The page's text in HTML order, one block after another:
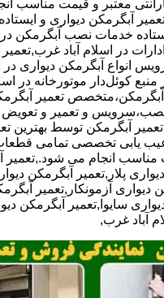
معتبر و قیمت مناسب
آبگرمکن دیواری و
خدمات نصب آبگرمکن در
در اسلام آباد غرب,تعمیر
انواع آبگرمکن دیواری در
کوئل‌دار موتورخانه در
تعمیر
نصب،سرویس و تعمیر و
آبگرمکن توسط بهترین
عیب یابی تخصصی تمامی
مناسب انجام می شود.,تعمیر
پلار,تعمیر آبگرمکن
دیواری آزمونکار,تعمیر
سایوا,تعمیر آبگرمکن
آباد غرب,